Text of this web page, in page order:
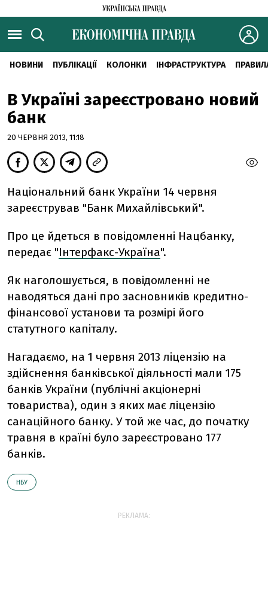
НОВИНИ ПУБЛІКАЦІЇ КОЛОНКИ ІНФРАСТРУКТУРА
В Україні зареєстровано новий
банк
20 ЧЕРВНЯ 2013, 11:18
Національний банк України 14 червня
зареєстрував "Банк Михайлівський".
Про це йдеться в повідомленні Нацбанку,
передає "Інтерфакс-Україна".
Як наголошується, в повідомленні не
наводяться дані про засновників кредитно-
фінансової установи та розмірі його
статутного капіталу.
Нагадаємо, на 1 червня 2013 ліцензію на
здійснення банківської діяльності мали 175
банків України (публічні акціонерні
товариства), один з яких має ліцензію
санаційного банку. У той же час, до початку
травня в країні було зареєстровано 177
банків.
НБУ
РЕКЛАМА: